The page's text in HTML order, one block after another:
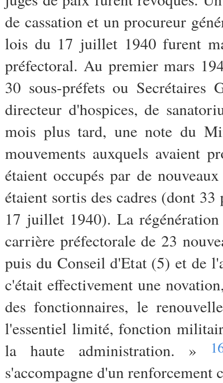
de cassation et un procureur
lois du 17 juillet 1940 furent
préfectoral. Au premier mars
30 sous-préfets ou Secrétaires
directeur d'hospices, de
mois plus tard, une note du
mouvements auxquels avaient
étaient occupés par de
étaient sortis des cadres (dont
17 juillet 1940). La
carrière préfectorale de 23
puis du Conseil d'Etat (5) et de
c'était effectivement une
des fonctionnaires, le
l'essentiel limité, fonction
la haute administration. »
s'accompagne d'un renforcement